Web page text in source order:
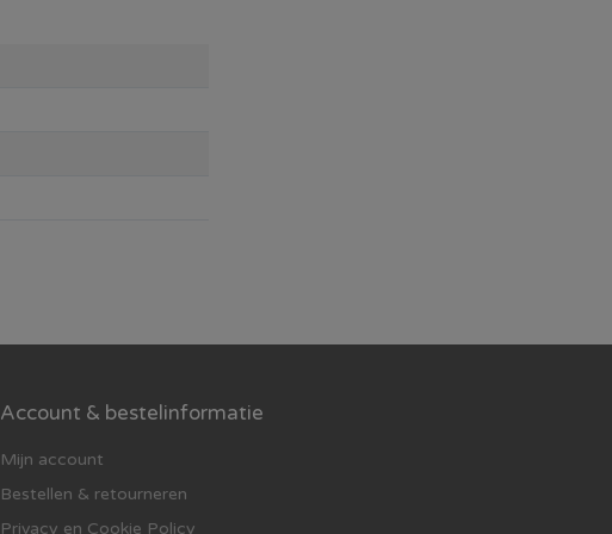
Account & bestelinformatie
Mijn account
Bestellen & retourneren
Privacy en Cookie Policy